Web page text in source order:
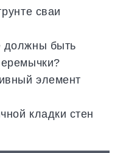
сваи
должны быть
элемент
кладки стен